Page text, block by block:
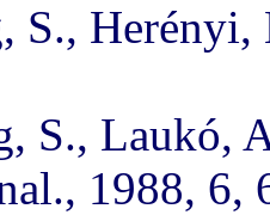
S., Herényi,
S., Laukó,
1988, 6,